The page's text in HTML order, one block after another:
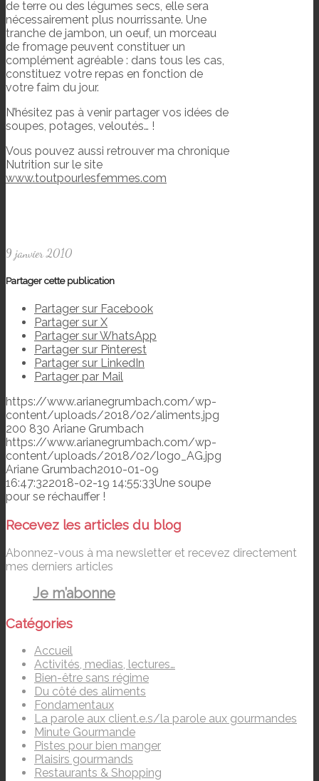
de terre ou des légumes secs, elle sera
nécessairement plus nourrissante. Une
tranche de jambon, un oeuf, un morceau
de fromage peuvent constituer un
complément agréable : dans tous les cas,
constituez votre repas en fonction de
votre faim du jour.
N’hésitez pas à venir partager vos idées de
soupes, potages, veloutés… !
Vous pouvez aussi retrouver ma chronique
Nutrition sur le site
www.toutpourlesfemmes.com
9 janvier 2010
Partager cette publication
Partager sur Facebook
Partager sur X
Partager sur WhatsApp
Partager sur Pinterest
Partager sur LinkedIn
Partager par Mail
https://www.arianegrumbach.com/wp-
content/uploads/2018/02/aliments.jpg
200 830 Ariane Grumbach
https://www.arianegrumbach.com/wp-
content/uploads/2018/02/logo_AG.jpg
Ariane Grumbach2010-01-09
16:47:322018-02-19 14:55:33Une soupe
pour se réchauffer !
Recevez les articles du blog
Abonnez-vous à ma newsletter et recevez directement
mes derniers articles
Je m’abonne
Catégories
Accueil
Activités, medias, lectures…
Bien-être sans régime
Du côté des aliments
Fondamentaux
La parole aux client.e.s/la parole aux gourmandes
Minute Gourmande
Pistes pour bien manger
Plaisirs gourmands
Restaurants & Shopping